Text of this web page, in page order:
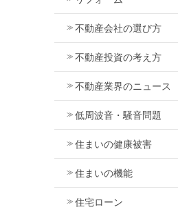
不動産会社の選び方
不動産投資の考え方
不動産業界のニュース
低周波音・騒音問題
住まいの健康被害
住まいの機能
住宅ローン